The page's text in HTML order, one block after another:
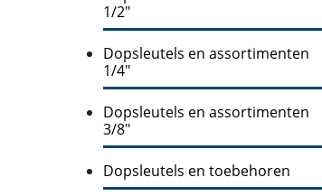
1/2"
Dopsleutels en assortimenten
1/4"
Dopsleutels en assortimenten
3/8"
Dopsleutels en toebehoren